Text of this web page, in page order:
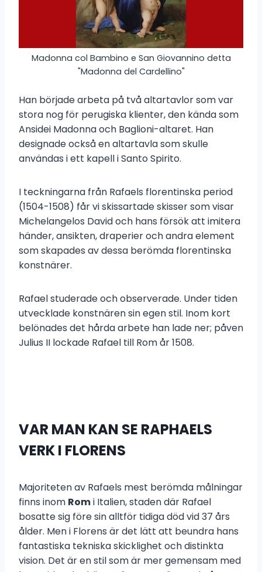
Madonna col Bambino e San Giovannino detta
"Madonna del Cardellino"
Han började arbeta på två altartavlor som var
stora nog för perugiska klienter, den kända som
Ansidei Madonna och Baglioni-altaret. Han
designade också en altartavla som skulle
användas i ett kapell i Santo Spirito.
I teckningarna från Rafaels florentinska period
(1504-1508) får vi skissartade skisser som visar
Michelangelos David och hans försök att imitera
händer, ansikten, draperier och andra element
som skapades av dessa berömda florentinska
konstnärer.
Rafael studerade och observerade. Under tiden
utvecklade konstnären sin egen stil. Inom kort
belönades det hårda arbete han lade ner; påven
Julius II lockade Rafael till Rom år 1508.
VAR MAN KAN SE RAPHAELS
VERK I FLORENS
Majoriteten av Rafaels mest berömda målningar
finns inom Romi Italien, staden där Rafael
bosatte sig före sin alltför tidiga död vid 37 års
ålder. Men i Florens är det lätt att beundra hans
fantastiska tekniska skicklighet och distinkta
vision. Det är en stil som är mer gemensam med